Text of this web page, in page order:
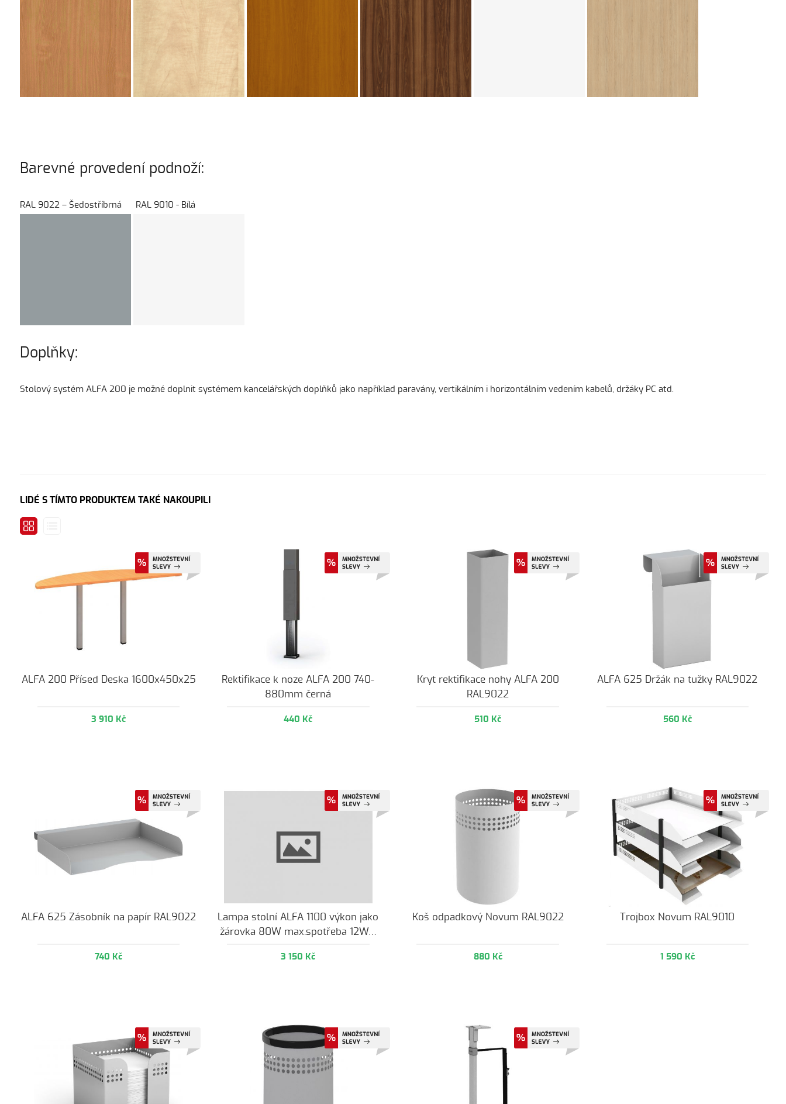
Barevné provedení podnoží:
RAL 9022 – Šedostříbrná RAL 9010 - Bílá
Doplňky:
Stolový systém ALFA 200 je možné doplnit systémem kancelářských doplňků jako například paravány, vertikálním i horizontálním vedením kabelů, držáky PC atd.
LIDÉ S TÍMTO PRODUKTEM TAKÉ NAKOUPILI
ALFA 200 Přísed Deska 1600x450x25
3 910 Kč
Rektifikace k noze ALFA 200 740-
880mm černá
440 Kč
Kryt rektifikace nohy ALFA 200
RAL9022
510 Kč
ALFA 625 Držák na tužky RAL9022
560 Kč
ALFA 625 Zásobník na papír RAL9022
740 Kč
Lampa stolní ALFA 1100 výkon jako
žárovka 80W max.spotřeba 12W…
3 150 Kč
Koš odpadkový Novum RAL9022
880 Kč
Trojbox Novum RAL9010
1 590 Kč